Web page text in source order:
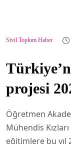
Sivil Toplum Haber
projesi
Öğretmen
Mühendis
eğitimlere bu yıl